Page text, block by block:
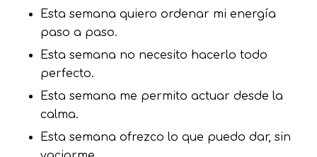
Esta semana quiero ordenar mi energía
paso a paso.
Esta semana no necesito hacerlo todo
perfecto.
Esta semana me permito actuar desde la
calma.
Esta semana ofrezco lo que puedo dar, sin